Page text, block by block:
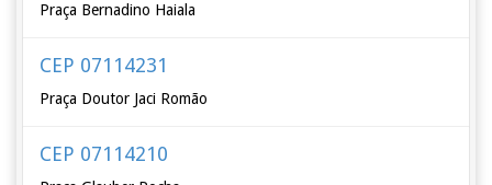
Praça Bernadino Haiala
CEP 07114231
Praça Doutor Jaci Romão
CEP 07114210